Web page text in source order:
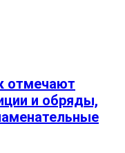
отмечают
и обряды,